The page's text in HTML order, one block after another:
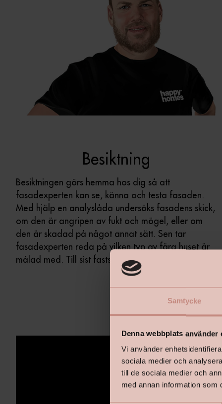
Samtycke
Denna webbplats använder
Vi använder
sociala medier och
till de sociala medier och
med annan information som
Besiktning
Besiktningen görs hemma hos dig så att
fasadexperten kan se, känna och testa fasaden.
Med hjälp en analyslåda undersöks fasadens skick,
om den är angripen av fukt och mögel, eller om
den är skadad på något annat sätt. Sen tar
fasadexperten reda på vilken typ av färg huset är
målad med. Till sist fastställs kulören.